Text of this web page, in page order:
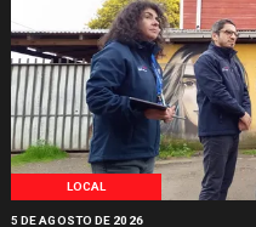
LOCAL
5 DE AGOSTO DE 2026